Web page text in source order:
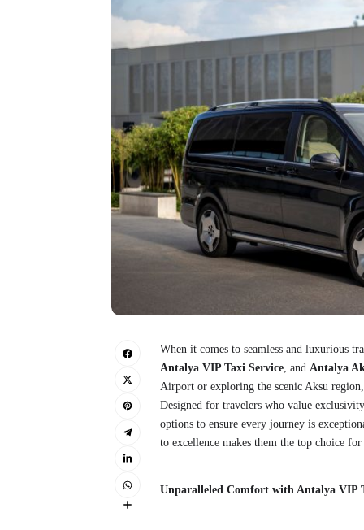
When it comes to seamless and luxurious
Antalya VIP Taxi Service, and Antalya
Airport or exploring the scenic Aksu
Designed for travelers who value
options to ensure every journey is
to excellence makes them the top choice
Unparalleled Comfort with Antalya VIP